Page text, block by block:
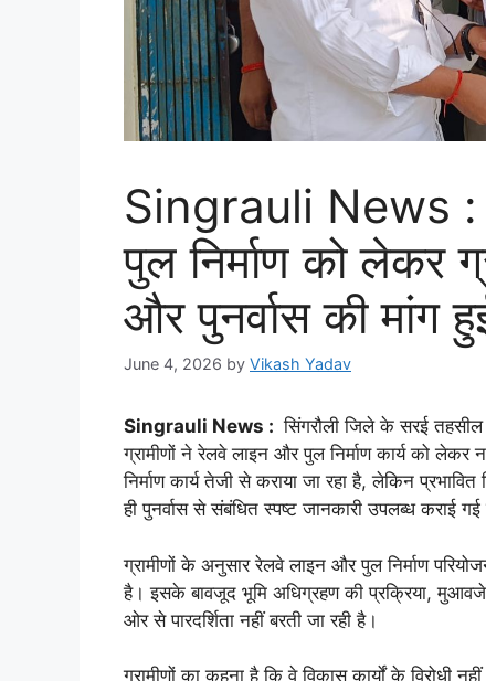
Singrauli News :
पुल निर्माण को लेकर
और पुनर्वास की मांग
June 4, 2026 by Vikash Yadav
Singrauli News : सिंगरौली जिले के सरई तहसील
ग्रामीणों ने रेलवे लाइन और पुल निर्माण कार्य को लेकर
निर्माण कार्य तेजी से कराया जा रहा है, लेकिन
ही पुनर्वास से संबंधित स्पष्ट जानकारी उपलब्ध कराई गई
ग्रामीणों के अनुसार रेलवे लाइन और पुल निर्माण
है। इसके बावजूद भूमि अधिग्रहण की प्रक्रिया,
ओर से पारदर्शिता नहीं बरती जा रही है।
ग्रामीणों का कहना है कि वे विकास कार्यों के विरोधी